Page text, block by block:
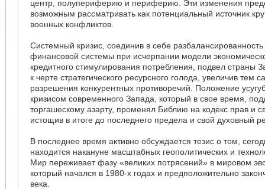
центр, полупериферию и периферию. Эти изменения
возможным рассматривать как потенциальный источник
военных конфликтов.
Системный кризис, соединив в себе
финансовой системы при исчерпании модели
кредитного стимулирования потребления, подвел страны
к черте стратегического ресурсного голода, увеличив тем
разрешения конкурентных противоречий. Положение
кризисом современного Запада, который в свое время,
торгашескому азарту, променял Библию на кодекс прав и
истощив в итоге до последнего предела и свой духовный
В последнее время активно обсуждается тезис о том,
находится накануне масштабных геополитических и
Мир переживает фазу «великих потрясений» в мировом
который начался в 1980-х годах и предположительно
века.